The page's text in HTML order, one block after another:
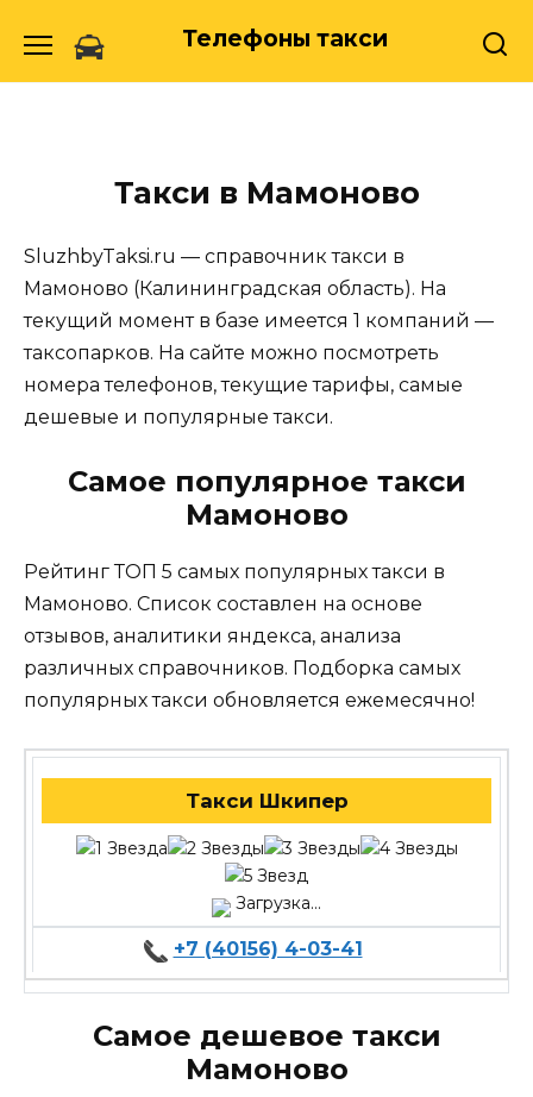
Телефоны такси
Такси в Мамоново
SluzhbyTaksi.ru — справочник такси в
Мамоново (Калининградская область). На
текущий момент в базе имеется 1 компаний —
таксопарков. На сайте можно посмотреть
номера телефонов, текущие тарифы, самые
дешевые и популярные такси.
Самое популярное такси
Мамоново
Рейтинг ТОП 5 самых популярных такси в
Мамоново. Список составлен на основе
отзывов, аналитики яндекса, анализа
различных справочников. Подборка самых
популярных такси обновляется ежемесячно!
Такси Шкипер
Загрузка...
+7 (40156) 4-03-41
Самое дешевое такси
Мамоново